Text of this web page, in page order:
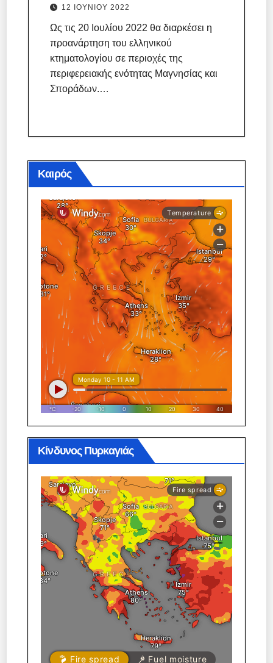
12 ΙΟΥΝΊΟΥ 2022
Ως τις 20 Ιουλίου 2022 θα διαρκέσει η
προανάρτηση του ελληνικού
κτηματολογίου σε περιοχές της
περιφερειακής ενότητας Μαγνησίας και
Σποράδων.…
Καιρός
Κίνδυνος Πυρκαγιάς